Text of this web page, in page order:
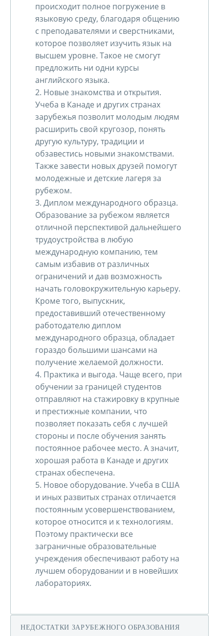
происходит полное погружение в
языковую среду, благодаря общению
с преподавателями и сверстниками,
которое позволяет изучить язык на
высшем уровне. Такое не смогут
предложить ни одни курсы
английского языка.
2. Новые знакомства и открытия.
Учеба в Канаде и других странах
зарубежья позволит молодым людям
расширить свой кругозор, понять
другую культуру, традиции и
обзавестись новыми знакомствами.
Также завести новых друзей помогут
молодежные и детские лагеря за
рубежом.
3. Диплом международного образца.
Образование за рубежом является
отличной перспективой дальнейшего
трудоустройства в любую
международную компанию, тем
самым избавив от различных
ограничений и дав возможность
начать головокружительную карьеру.
Кроме того, выпускник,
предоставивший отечественному
работодателю диплом
международного образца, обладает
гораздо большими шансами на
получение желаемой должности.
4. Практика и выгода. Чаще всего, при
обучении за границей студентов
отправляют на стажировку в крупные
и престижные компании, что
позволяет показать себя с лучшей
стороны и после обучения занять
постоянное рабочее место. А значит,
хорошая работа в Канаде и других
странах обеспечена.
5. Новое оборудование. Учеба в США
и иных развитых странах отличается
постоянным усовершенствованием,
которое относится и к технологиям.
Поэтому практически все
заграничные образовательные
учреждения обеспечивают работу на
лучшем оборудовании и в новейших
лабораториях.
НЕДОСТАТКИ ЗАРУБЕЖНОГО ОБРАЗОВАНИЯ